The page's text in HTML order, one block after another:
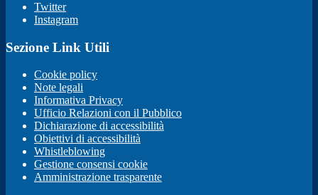
Twitter
Instagram
Sezione Link Utili
Cookie policy
Note legali
Informativa Privacy
Ufficio Relazioni con il Pubblico
Dichiarazione di accessibilità
Obiettivi di accessibilità
Whistleblowing
Gestione consensi cookie
Amministrazione trasparente